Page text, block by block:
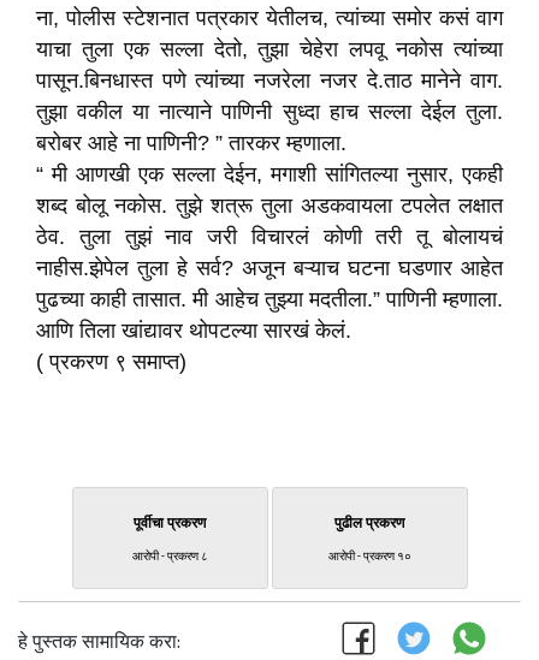
ना, पोलीस स्टेशनात पत्रकार येतीलच, त्यांच्या समोर कसं वाग
याचा तुला एक सल्ला देतो, तुझा चेहेरा लपवू नकोस त्यांच्या
पासून.बिनधास्त पणे त्यांच्या नजरेला नजर दे.ताठ मानेने वाग.
तुझा वकील या नात्याने पाणिनी सुध्दा हाच सल्ला देईल तुला.
बरोबर आहे ना पाणिनी? ” तारकर म्हणाला.
“ मी आणखी एक सल्ला देईन, मगाशी सांगितल्या नुसार, एकही
शब्द बोलू नकोस. तुझे शत्रू तुला अडकवायला टपलेत लक्षात
ठेव. तुला तुझं नाव जरी विचारलं कोणी तरी तू बोलायचं
नाहीस.झेपेल तुला हे सर्व? अजून बऱ्याच घटना घडणार आहेत
पुढच्या काही तासात. मी आहेच तुझ्या मदतीला.” पाणिनी म्हणाला.
आणि तिला खांद्यावर थोपटल्या सारखं केलं.
( प्रकरण ९ समाप्त)
पूर्वीचा प्रकरण
आरोपी - प्रकरण ८
पुढील प्रकरण
आरोपी - प्रकरण १०
हे पुस्तक सामायिक करा: